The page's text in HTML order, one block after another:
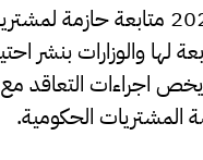
كما يشهد عام 2023 متابعة
لها والوزارات بنشر
اجراءات التعاقد مع
الحكومية.